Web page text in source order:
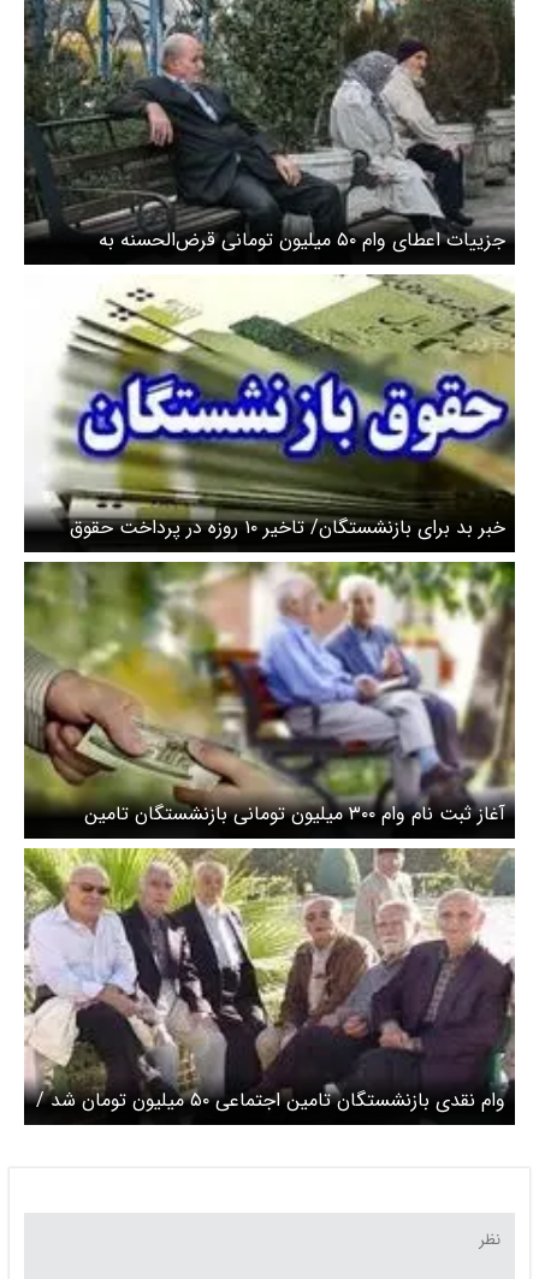
جزییات اعطای وام ۵۰ میلیون تومانی قرض‌الحسنه به
بازنشستگان تامین اجتماعی
خبر بد برای بازنشستگان/ تاخیر ۱۰ روزه در پرداخت حقوق
اردیبهشت ماه
آغاز ثبت نام وام ۳۰۰ میلیون تومانی بازنشستگان تامین
اجتماعی +جزئیات
وام نقدی بازنشستگان تامین اجتماعی ۵۰ میلیون تومان شد /
رونمایی از سورپرایز ۳۰۰ میلیون تومانی برای بازنشستگان